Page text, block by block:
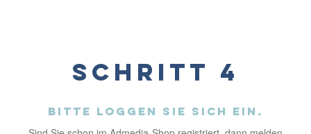
Schritt 4
Bitte loggen Sie sich ein.